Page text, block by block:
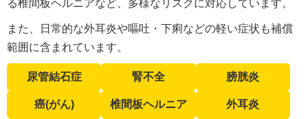
る椎間板ヘルニアなど、多様なリスクに対応しています。
また、日常的な外耳炎や嘔吐・下痢などの軽い症状も補償
範囲に含まれています。
尿管結石症 腎不全 膀胱炎
癌(がん) 椎間板ヘルニア 外耳炎